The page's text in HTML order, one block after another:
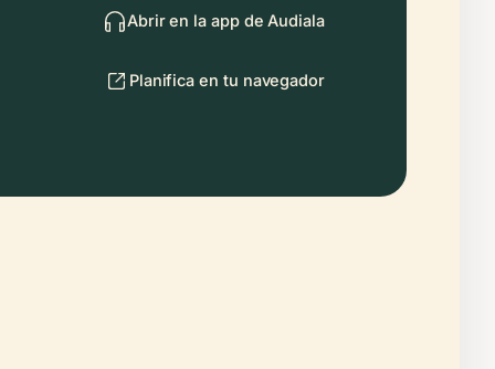
Abrir en la app de Audiala
Planifica en tu navegador